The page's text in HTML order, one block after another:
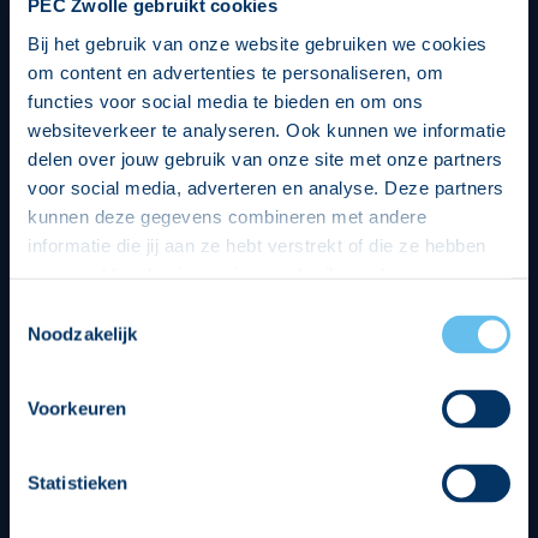
PEC Zwolle gebruikt cookies
Bij het gebruik van onze website gebruiken we cookies
om content en advertenties te personaliseren, om
functies voor social media te bieden en om ons
websiteverkeer te analyseren. Ook kunnen we informatie
delen over jouw gebruik van onze site met onze partners
voor social media, adverteren en analyse. Deze partners
kunnen deze gegevens combineren met andere
informatie die jij aan ze hebt verstrekt of die ze hebben
op een veilige en integere wijze. Je kunt je toestemming
beheren op de privacy- en cookieverklaring pagina.
Noodzakelijk
Voorkeuren
Statistieken